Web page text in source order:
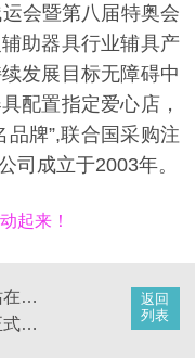
会暨第八届特奥会
助器具行业辅具产
发展目标无障碍中
配置指定爱心店，
牌”,联合国采购注
司成立于2003年。
起来！
返回
列表
北京国际福祉博览会山东站在济南新闻大厦召开
恩德莱赤峰技术服务中心正式对外提供服务